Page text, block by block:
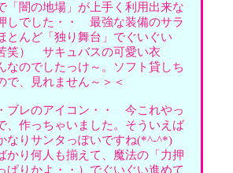
「闇の地場」が上手く利用出来な
しでした・・ 最強な装備のサラ
とんど「独り舞台」でぐいぐい
笑） サキュバスの可愛い衣
なのでしたっけ～。ソフト貸しち
で、見れません～＞＜
ブレのアイコン・・ 今これやっ
、作っちゃいました。そういえば
なりサンタっぽいですね(*^-^*)
かり何人も揃えて、魔法の「力押
ぱりかよ・・）でぐいぐい進めて